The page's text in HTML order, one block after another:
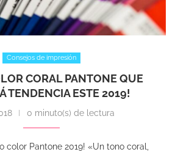
Consejos de impresión
CORAL PANTONE QUE
TENDENCIA ESTE 2019!
0 minuto(s) de lectura
color Pantone 2019! «Un tono coral,